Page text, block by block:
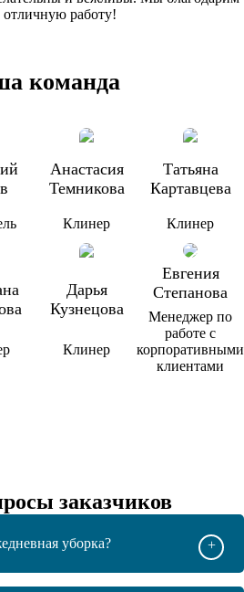
отличную работу!
команда
Анастасия
Темникова
Клинер
Татьяна
Картавцева
Клинер
Дарья
Кузнецова
Клинер
Евгения
Степанова
Менеджер по
работе с
корпоративными
клиентами
заказчиков
уборка? +